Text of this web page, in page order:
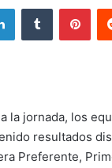
la jornada, los
resultados
Preferente,